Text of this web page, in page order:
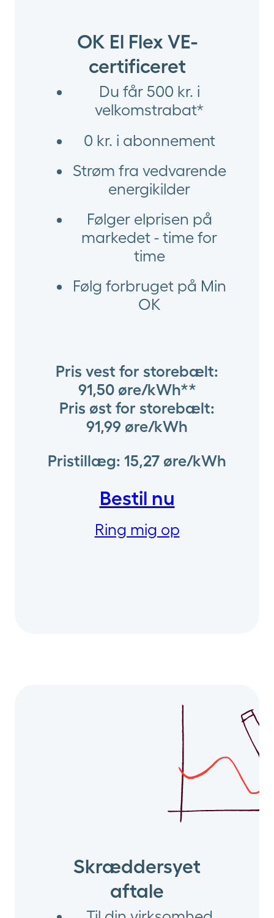
OK El Flex VE-
certificeret
Du får 500 kr. i
velkomstrabat*
0 kr. i abonnement
Strøm fra vedvarende
energikilder
Følger elprisen på
markedet - time for
time
Følg forbruget på Min
OK
Pris vest for storebælt:
91,50 øre/kWh**
Pris øst for storebælt:
91,99 øre/kWh
Pristillæg: 15,27 øre/kWh
Bestil nu
Ring mig op
Skræddersyet
aftale